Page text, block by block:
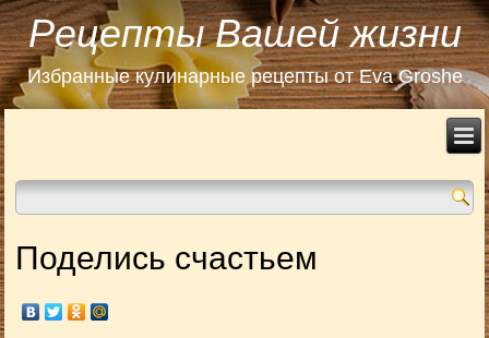
Рецепты Вашей жизни
Избранные кулинарные рецепты от Eva Groshe
Поделись счастьем